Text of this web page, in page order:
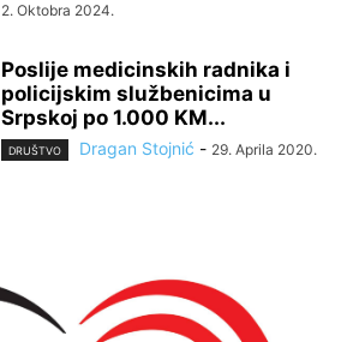
2. Oktobra 2024.
Poslije medicinskih radnika i
policijskim službenicima u
Srpskoj po 1.000 KM...
DRUŠTVO Dragan Stojnić - 29. Aprila 2020.